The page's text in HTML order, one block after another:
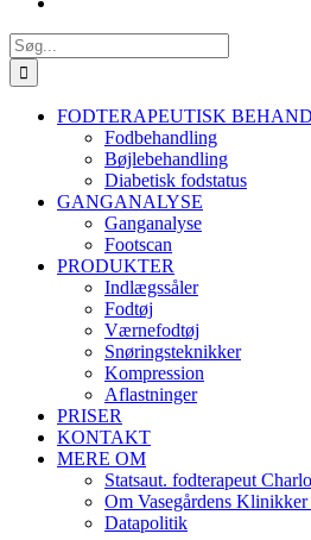
Søg
efter:
FODTERAPEUTISK
Fodbehandling
Bøjlebehandling
Diabetisk fodstatus
GANGANALYSE
Ganganalyse
Footscan
PRODUKTER
Indlægssåler
Fodtøj
Værnefodtøj
Snøringsteknikker
Kompression
Aflastninger
PRISER
KONTAKT
MERE OM
Statsaut. fodterapeut
Om Vasegårdens Klinikker
Datapolitik